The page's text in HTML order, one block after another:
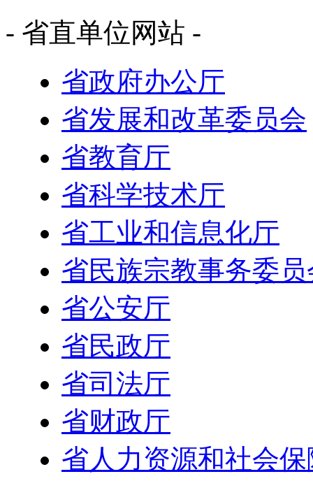
- 省直单位网站 -
省政府办公厅
省发展和改革委员会
省教育厅
省科学技术厅
省工业和信息化厅
省民族宗教事务委员
省公安厅
省民政厅
省司法厅
省财政厅
省人力资源和社会